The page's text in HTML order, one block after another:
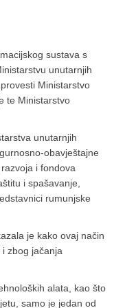
sustava s
unutarnjih
Ministarstvo
te Ministarstvo
unutarnjih
obavještajne
i fondova
i spašavanje,
rumunjske
je kako ovaj način
zbog jačanja
alata, kao što
samo je jedan od